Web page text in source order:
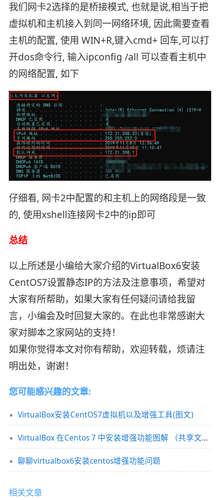
我们网卡2选择的是桥接模式, 也就是说,相当于把
虚拟机和主机接入到同一网络环境, 因此需要查看
主机的配置, 使用 WIN+R,键入cmd+ 回车,可以打
开dos命令行, 输入ipconfig /all 可以查看主机中
的网络配置, 如下
仔细看, 网卡2中配置的和主机上的网络段是一致
的, 使用xshell连接网卡2中的ip即可
总结
以上所述是小编给大家介绍的VirtualBox6安装
CentOS7设置静态IP的方法及注意事项，希望对
大家有所帮助，如果大家有任何疑问请给我留
言，小编会及时回复大家的。在此也非常感谢大
家对脚本之家网站的支持！
如果你觉得本文对你有帮助，欢迎转载，烦请注
明出处，谢谢！
您可能感兴趣的文章:
VirtualBox安装CentOS7虚拟机以及增强工具(图文)
VirtualBox 在Centos 7 中安装增强功能图解 （共享文件夹）
聊聊virtualbox6安装centos增强功能问题
相关文章